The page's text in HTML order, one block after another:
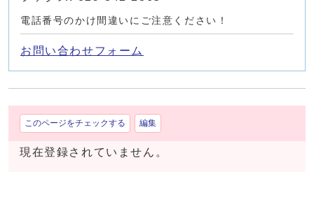
電話番号のかけ間違いにご注意ください！
お問い合わせフォーム
このページをチェックする 編集
現在登録されていません。